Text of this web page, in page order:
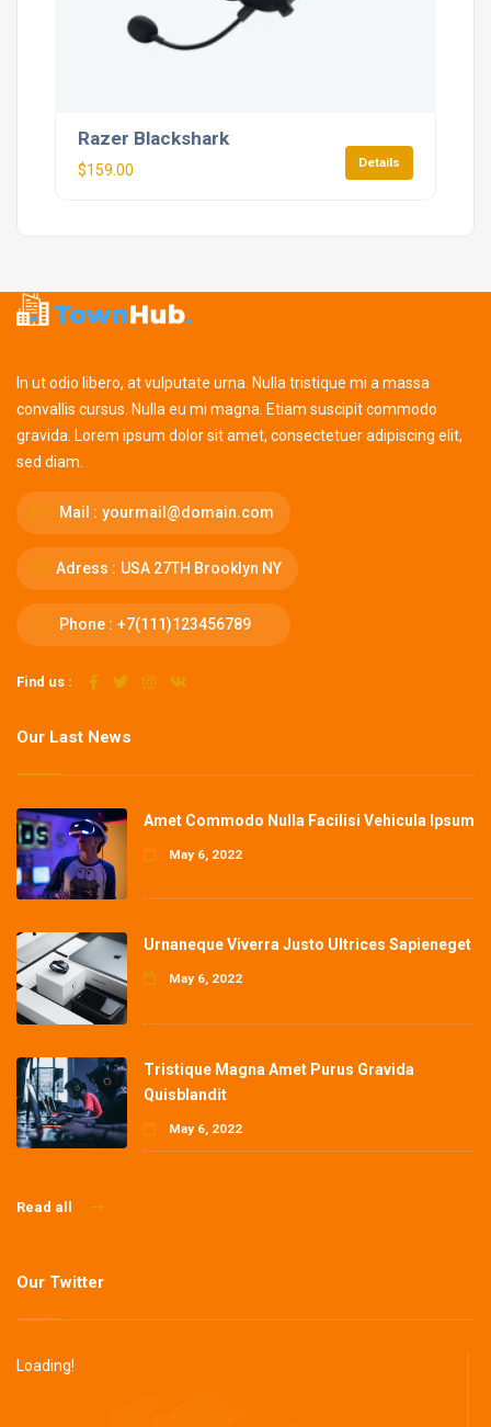
Razer Blackshark
$159.00 Details
In ut odio libero, at vulputate urna. Nulla tristique mi a massa
convallis cursus. Nulla eu mi magna. Etiam suscipit commodo
gravida. Lorem ipsum dolor sit amet, consectetuer adipiscing elit,
sed diam.
Mail : yourmail@domain.com
Adress : USA 27TH Brooklyn NY
Phone : +7(111)123456789
Find us :
Our Last News
Amet Commodo Nulla Facilisi Vehicula Ipsum
May 6, 2022
Urnaneque Viverra Justo Ultrices Sapieneget
May 6, 2022
Tristique Magna Amet Purus Gravida
Quisblandit
May 6, 2022
Read all
Our Twitter
Loading!